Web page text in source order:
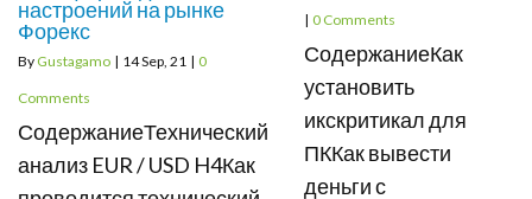
настроений на рынке
Форекс
By Gustagamo | 14Sep, 21 | 0
Comments
СодержаниеТехнический
анализ EUR / USD H4Как
| 0 Comments
СодержаниеКак
установить
икскритикал для
ПККак вывести
деньги с